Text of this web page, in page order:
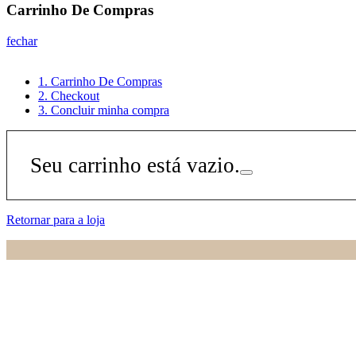
Carrinho De Compras
fechar
1. Carrinho De Compras
2. Checkout
3. Concluir minha compra
Seu carrinho está vazio.
Retornar para a loja